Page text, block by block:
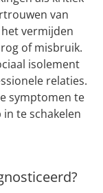
van
vermijden
of misbruik.
isolement
relaties.
symptomen te
te schakelen